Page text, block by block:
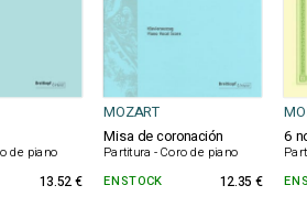
MOZART
de piano
Misa de coronación
Partitura - Coro de piano
6
13.52 € EN STOCK 12.35 € EN